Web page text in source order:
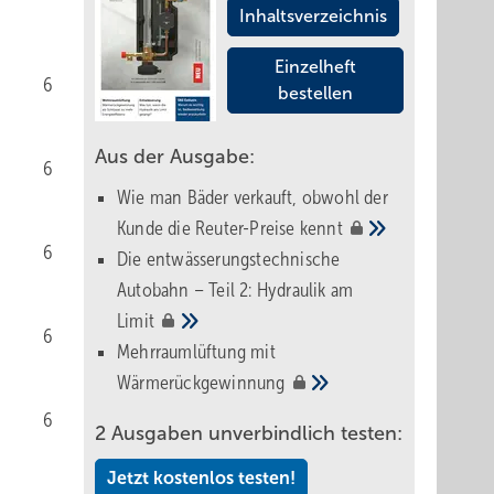
6
6
6
6
6
Inhaltsverzeichnis
Einzelheft
bestellen
Aus der Ausgabe:
Wie man Bäder verkauft, obwohl der
Kunde die Reuter-Preise kennt
Die entwässerungstechnische
Autobahn – Teil 2: Hydraulik am
Limit
Mehrraumlüftung mit
Wärmerückgewinnung
2 Ausgaben unverbindlich testen:
Jetzt kostenlos testen!